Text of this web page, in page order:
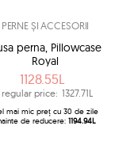
PERNE ȘI ACCESORII
perna, Pillowcase
Royal
1128.55L
regular price: 1327.71L
mai mic preț cu 30 de zile
de reducere: 1194.94L